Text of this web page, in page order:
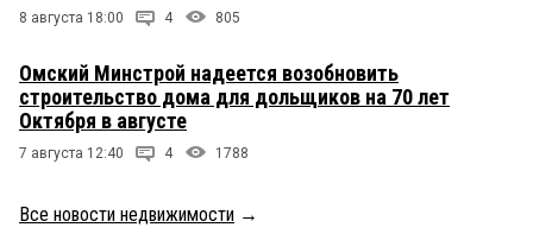
8 августа 18:00 4 805
Омский Минстрой надеется возобновить
строительство дома для дольщиков на 70 лет
Октября в августе
7 августа 12:40 4 1788
Все новости недвижимости →